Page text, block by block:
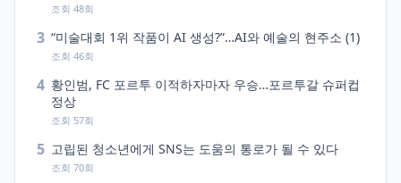
조회 48회
3 “미술대회 1위 작품이 AI 생성?”…AI와 예술의 현주소 (1)
조회 46회
4 황인범, FC 포르투 이적하자마자 우승…포르투갈 슈퍼컵
정상
조회 57회
5 고립된 청소년에게 SNS는 도움의 통로가 될 수 있다
조회 70회